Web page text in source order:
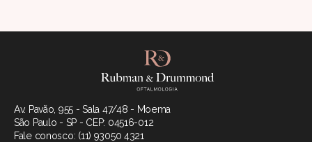
Av. Pavão, 955 - Sala 47/48 - Moema
São Paulo - SP - CEP: 04516-012
Fale conosco: (11) 93050 4321